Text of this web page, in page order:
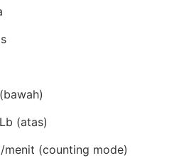
(atas)
menit (counting mode)